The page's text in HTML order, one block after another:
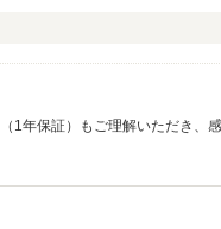
ご理解いただき、感謝申し上げま